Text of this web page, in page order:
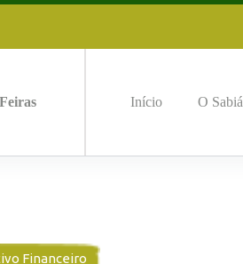
Feiras Início O Sabiá
Financeiro